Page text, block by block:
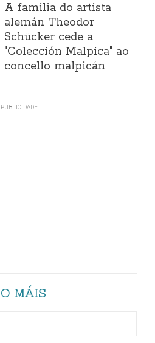
A familia do artista
alemán Theodor
Schücker cede a
"Colección Malpica" ao
concello malpicán
O MÁIS